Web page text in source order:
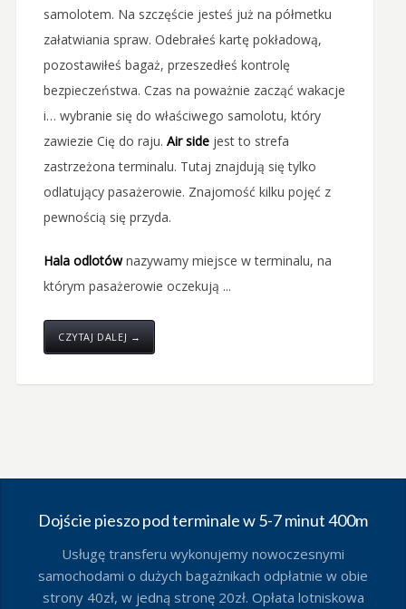
samolotem. Na szczęście jesteś już na półmetku
załatwiania spraw. Odebrałeś kartę pokładową,
pozostawiłeś bagaż, przeszedłeś kontrolę
bezpieczeństwa. Czas na poważnie zacząć wakacje
i… wybranie się do właściwego samolotu, który
zawiezie Cię do raju. Air sidejest to strefa
zastrzeżona terminalu. Tutaj znajdują się tylko
odlatujący pasażerowie. Znajomość kilku pojęć z
pewnością się przyda.
Hala odlotównazywamy miejsce w terminalu, na
którym pasażerowie oczekują ...
CZYTAJ DALEJ →
Dojście pieszo pod terminale w 5-7 minut 400m
Usługę transferu wykonujemy nowoczesnymi
samochodami o dużych bagażnikach odpłatnie w obie
strony 40zł, w jedną stronę 20zł. Opłata lotniskowa